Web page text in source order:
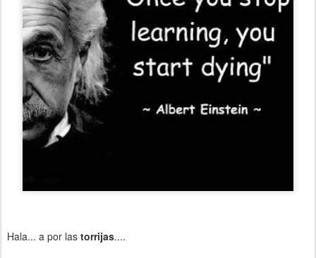
Hala... a por las torrijas....